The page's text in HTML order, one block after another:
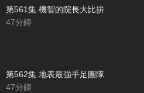
第561集 機智的院長大比拚
47分鐘
第562集 地表最強手足團隊
47分鐘